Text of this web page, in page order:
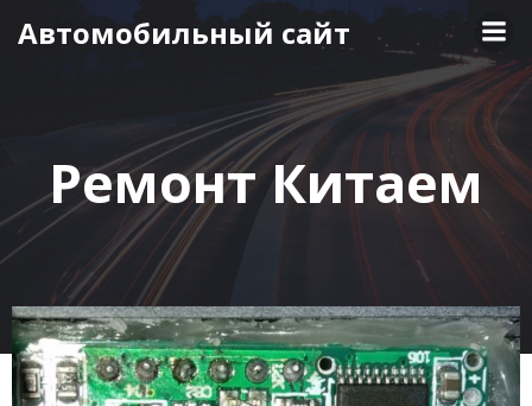
Перейти
к
содержимому
Автомобильный сайт
Ремонт Китаем